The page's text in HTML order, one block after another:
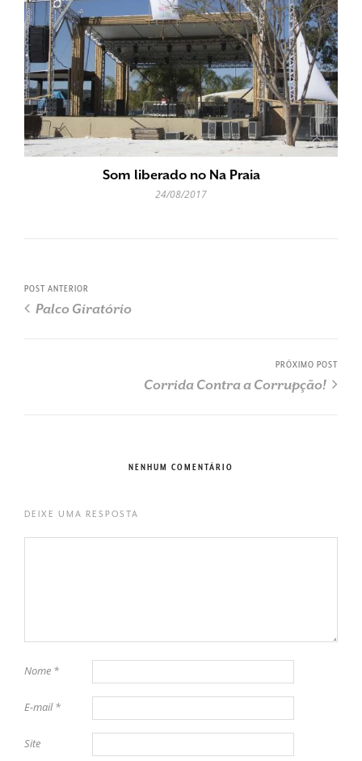
Som liberado no Na Praia
24/08/2017
POST ANTERIOR
Palco Giratório
PRÓXIMO POST
Corrida Contra a Corrupção!
NENHUM COMENTÁRIO
DEIXE UMA RESPOSTA
Nome *
E-mail*
Site